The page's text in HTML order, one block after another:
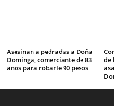
Asesinan a pedradas a Doña
Dominga, comerciante de 83
años para robarle 90 pesos
de